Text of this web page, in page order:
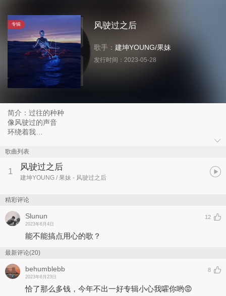
专辑 风驶过之后
歌手： 建坤YOUNG/果妹
发行时间： 2023-05-28
简介：过往的种种
像风驶过的声音
环绕着我
歌曲列表
1 风驶过之后
建坤YOUNG / 果妹 - 风驶过之后
精彩评论
Slunun
2023年6月4日
12
能不能搞点用心的歌？
最新评论(20)
behumblebb
2023年6月23日
8
恰了那么多钱，今年不出一好专辑小心我嚯你哟😡